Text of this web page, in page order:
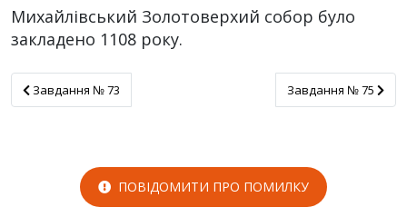
Михайлівський Золотоверхий собор було
закладено 1108 року.
Завдання № 73
Завдання № 73 Завдання № 75
Завдання № 75
ПОВІДОМИТИ ПРО ПОМИЛКУ